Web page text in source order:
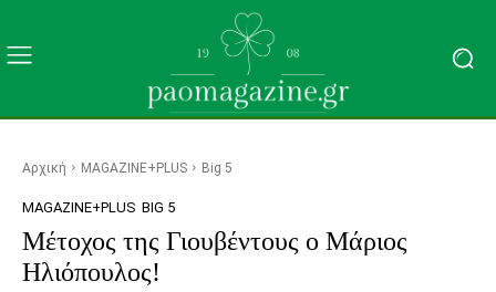
Αρχική MAGAZINE+PLUS Big 5
MAGAZINE+PLUS BIG 5
Μέτοχος της Γιουβέντους ο Μάριος
Ηλιόπουλος!